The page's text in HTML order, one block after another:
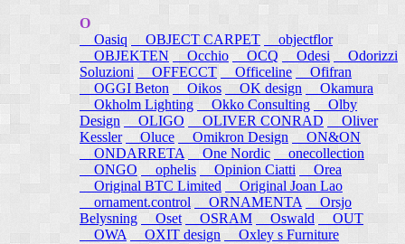
O
Oasiq
OBJECT CARPET
objectflor
OBJEKTEN
Occhio OCQ Odesi
Odorizzi
Soluzioni
OFFECCT Officeline
Ofifran
OGGI Beton
Oikos OK design
Okamura
Okholm Lighting
Okko Consulting
Olby
Design
OLIGO OLIVER CONRAD
Oliver
Kessler
Oluce Omikron Design
ON&ON
ONDARRETA
One Nordic
onecollection
ONGO
ophelis Opinion Ciatti
Orea
Original BTC Limited
Original Joan Lao
ornament.control
ORNAMENTA
Orsjo
Belysning
Oset OSRAM Oswald
OUT
OWA
OXIT design Oxley s Furniture